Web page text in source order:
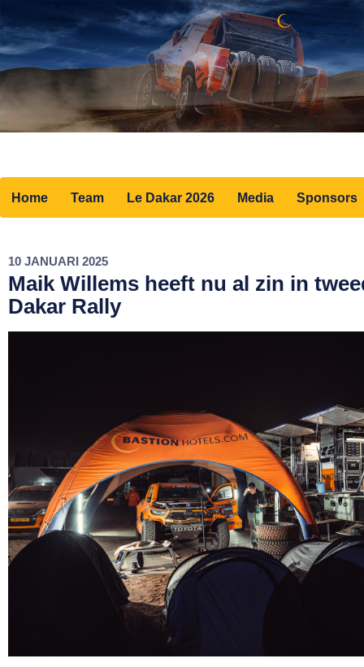
Home Team Le Dakar 2026 Media Sponsors
10 JANUARI 2025
Maik Willems heeft nu al zin in
Dakar Rally